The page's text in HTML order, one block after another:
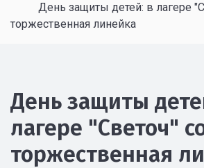
День защиты детей: в лагере
торжественная линейка
День защиты
лагере "Светоч"
торжественная